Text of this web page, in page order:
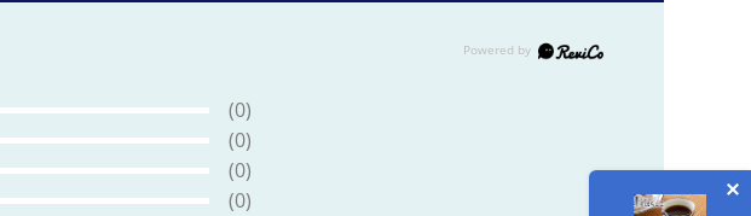
(0)
(0)
(0)
(0)